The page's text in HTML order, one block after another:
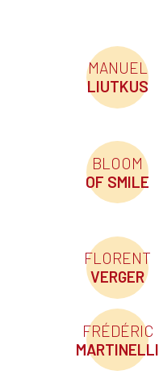
MANUEL
LIUTKUS
BLOOM
OF SMILE
FLORENT
VERGER
FRÉDÉRIC
MARTINELLI